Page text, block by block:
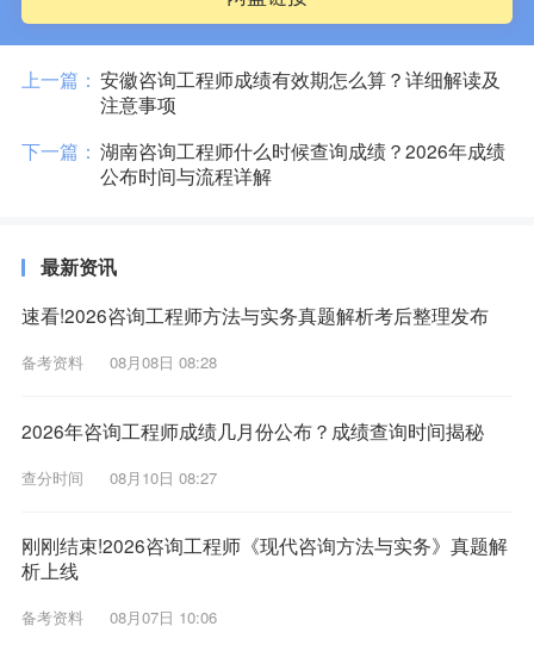
上一篇： 安徽咨询工程师成绩有效期怎么算？详细解读及
注意事项
下一篇： 湖南咨询工程师什么时候查询成绩？2026年成绩
公布时间与流程详解
最新资讯
速看!2026咨询工程师方法与实务真题解析考后整理发布
备考资料 08月08日 08:28
2026年咨询工程师成绩几月份公布？成绩查询时间揭秘
查分时间 08月10日 08:27
刚刚结束!2026咨询工程师《现代咨询方法与实务》真题解
析上线
备考资料 08月07日 10:06